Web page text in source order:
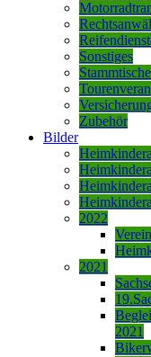
Sonstiges
Zubehör
Bilder
2022
2021
2021